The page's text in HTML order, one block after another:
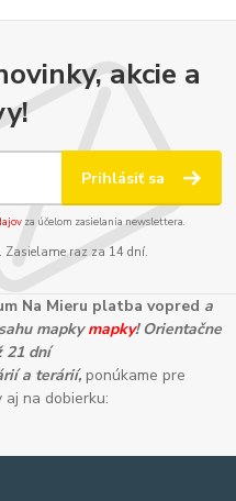
akcie a
Prihlásiť sa
za účelom zasielania newslettera.
Zasielame raz za 14 dní.
Na Mieru platba vopred a
mapkymapky! Orientačne
21 dní
a terárií, ponúkame pre
aj na dobierku: